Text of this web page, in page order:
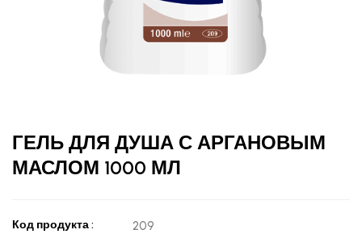
ГЕЛЬ ДЛЯ ДУША С АРГАНОВЫМ
МАСЛОМ 1000 МЛ
Код продукта : 209